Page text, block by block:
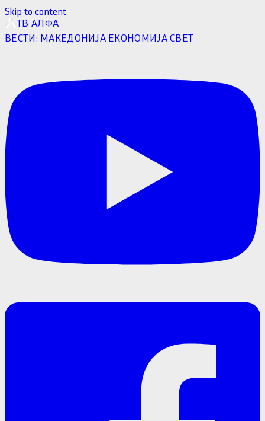
Skip to content
ТВ АЛФА
ВЕСТИ: МАКЕДОНИЈА ЕКОНОМИЈАСВЕТ